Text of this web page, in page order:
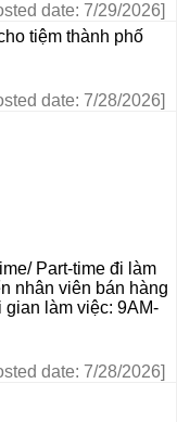
date: 7/29/2026]
tiệm thành phố
date: 7/28/2026]
Part-time đi làm
nhân viên bán hàng
làm việc: 9AM-
date: 7/28/2026]